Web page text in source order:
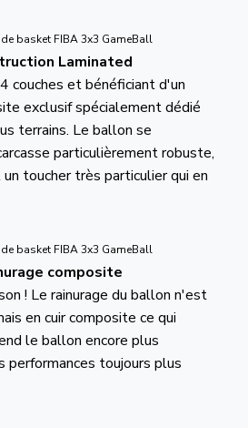
Laminated
couches et bénéficiant d'un
exclusif spécialement dédié
terrains. Le ballon se
particulièrement robuste,
toucher très particulier qui en
composite
! Le rainurage du ballon n'est
en cuir composite ce qui
le ballon encore plus
performances toujours plus